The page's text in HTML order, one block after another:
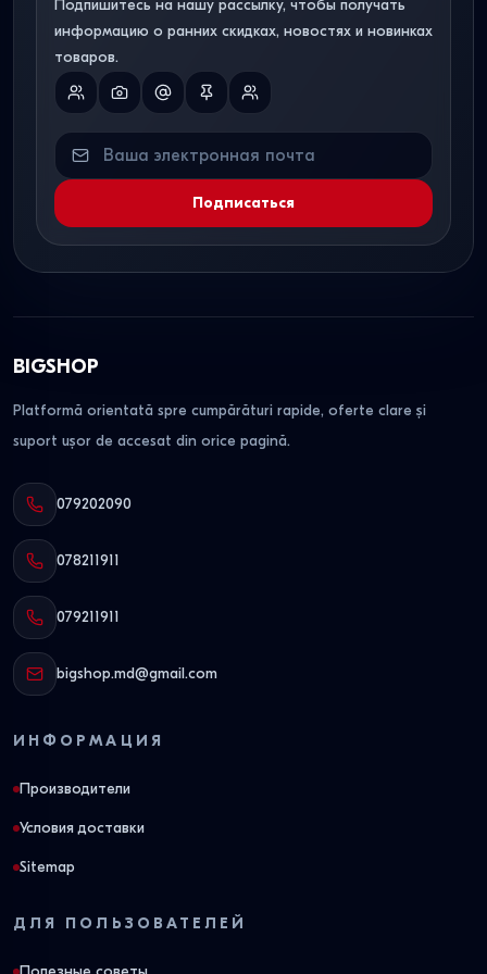
Подпишитесь на нашу рассылку, чтобы получать
информацию о ранних скидках, новостях и новинках
товаров.
Подписаться
BIGSHOP
Platformă orientată spre cumpărături rapide, oferte clare și
suport ușor de accesat din orice pagină.
079202090
078211911
079211911
bigshop.md@gmail.com
ИНФОРМАЦИЯ
Производители
Условия доставки
Sitemap
ДЛЯ ПОЛЬЗОВАТЕЛЕЙ